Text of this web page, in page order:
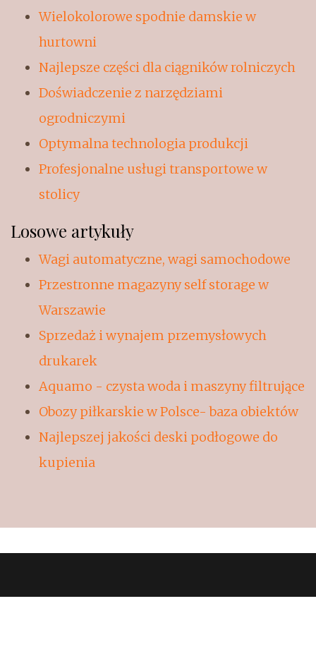
Wielokolorowe spodnie damskie w
hurtowni
Najlepsze części dla ciągników rolniczych
Doświadczenie z narzędziami
ogrodniczymi
Optymalna technologia produkcji
Profesjonalne usługi transportowe w
stolicy
Losowe artykuły
Wagi automatyczne, wagi samochodowe
Przestronne magazyny self storage w
Warszawie
Sprzedaż i wynajem przemysłowych
drukarek
Aquamo - czysta woda i maszyny filtrujące
Obozy piłkarskie w Polsce- baza obiektów
Najlepszej jakości deski podłogowe do
kupienia